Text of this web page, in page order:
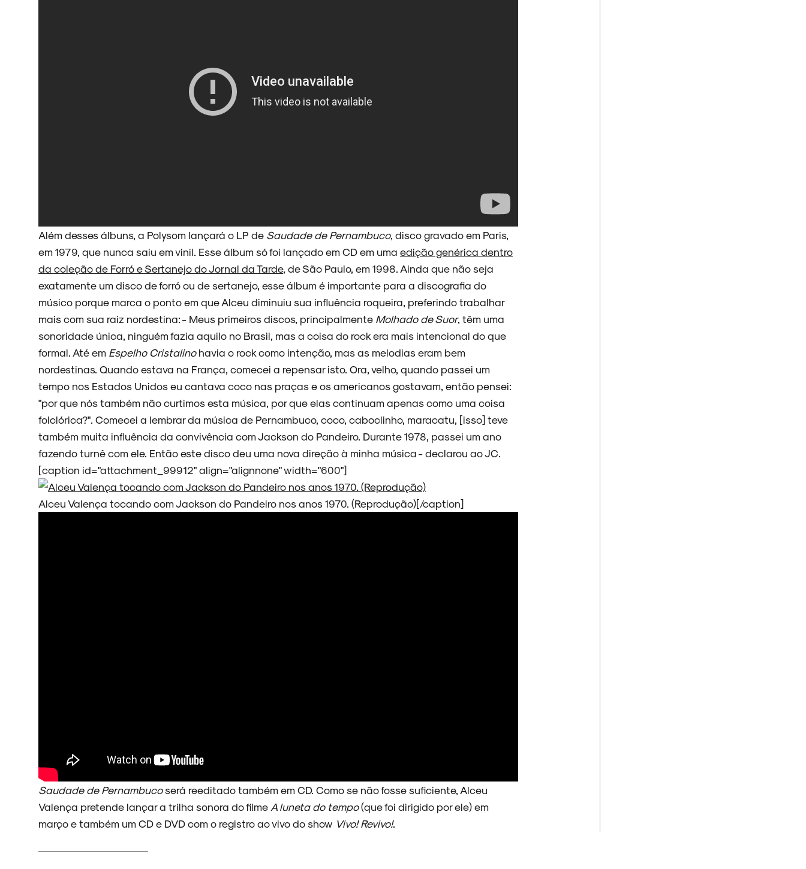
Além desses álbuns, a Polysom lançará o LP de Saudade de Pernambuco, disco gravado em Paris,
em 1979, que nunca saiu em vinil. Esse álbum só foi lançado em CD em uma edição genérica dentro
da coleção de Forró e Sertanejo do Jornal da Tarde, de São Paulo, em 1998. Ainda que não seja
exatamente um disco de forró ou de sertanejo, esse álbum é importante para a discografia do
músico porque marca o ponto em que Alceu diminuiu sua influência roqueira, preferindo trabalhar
mais com sua raiz nordestina: - Meus primeiros discos, principalmente Molhado de Suor, têm uma
sonoridade única, ninguém fazia aquilo no Brasil, mas a coisa do rock era mais intencional do que
formal. Até em Espelho Cristalinohavia o rock como intenção, mas as melodias eram bem
nordestinas. Quando estava na França, comecei a repensar isto. Ora, velho, quando passei um
tempo nos Estados Unidos eu cantava coco nas praças e os americanos gostavam, então pensei:
"por que nós também não curtimos esta música, por que elas continuam apenas como uma coisa
folclórica?". Comecei a lembrar da música de Pernambuco, coco, caboclinho, maracatu, [isso] teve
também muita influência da convivência com Jackson do Pandeiro. Durante 1978, passei um ano
fazendo turnê com ele. Então este disco deu uma nova direção à minha música - declarou ao JC.
[caption id="attachment_99912" align="alignnone" width="600"]
Alceu Valença tocando com Jackson do Pandeiro nos anos 1970. (Reprodução)[/caption]
Saudade de Pernambucoserá reeditado também em CD. Como se não fosse suficiente, Alceu
Valença pretende lançar a trilha sonora do filme A luneta do tempo(que foi dirigido por ele) em
março e também um CD e DVD com o registro ao vivo do show Vivo! Revivo!.